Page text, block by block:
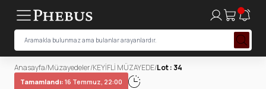
Anasayfa/Müzayedeler/KEYİFLİ MÜZAYEDE/Lot : 34
Tamamlandı: 16 Temmuz, 22:00